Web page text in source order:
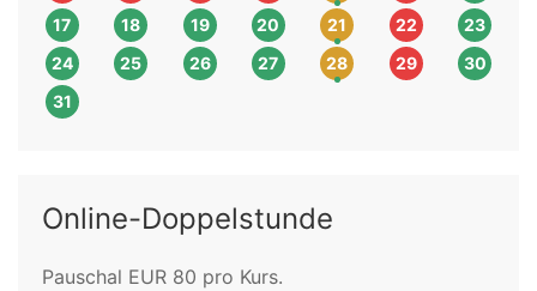
17
18 19 20 21 22
23
24
25 26 27 28 29
30
31
Online-Doppelstunde
Pauschal EUR 80 pro Kurs.